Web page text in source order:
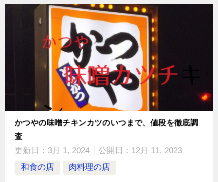
かつやの味噌チキンカツのいつまで、値段を徹底調
査
更新日： 3月 1, 2024 公開日： 12月 11, 2023
和食の店
肉料理の店